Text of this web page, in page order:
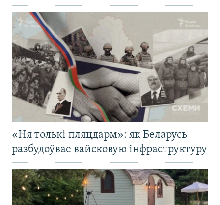
«Ня толькі пляцдарм»: як Беларусь
разбудоўвае вайсковую інфраструктуру